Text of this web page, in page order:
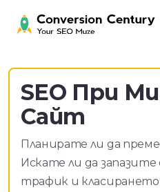
SEO При
Сайт
Планирате ли да
Искате ли да запазите
трафик и класирането